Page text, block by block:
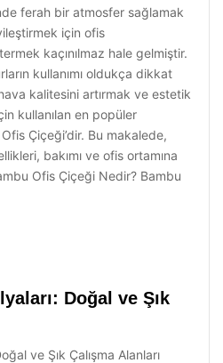
ferah bir atmosfer sağlamak
için ofis
kaçınılmaz hale gelmiştir.
kullanımı oldukça dikkat
kalitesini artırmak ve estetik
kullanılan en popüler
Çiçeği’dir. Bu makalede,
bakımı ve ofis ortamına
Ofis Çiçeği Nedir? Bambu
Doğal ve Şık
ve Şık Çalışma Alanları